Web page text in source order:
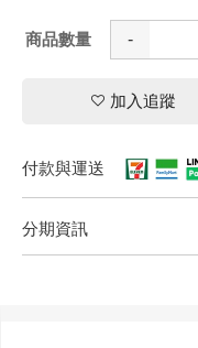
商品數量 -
加入追蹤
付款與運送
分期資訊